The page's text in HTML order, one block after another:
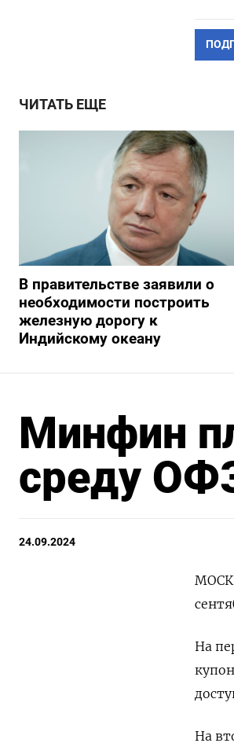
ЧИТАТЬ ЕЩЕ
В правительстве заявили о
необходимости построить
железную дорогу к
Индийскому океану
Минфин
среду
24.09.2024
На
На